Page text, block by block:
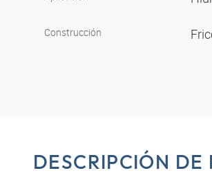
Construcción
DESCRIPCIÓN DE